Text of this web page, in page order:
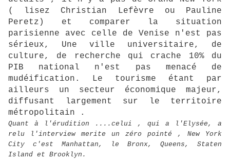
( lisez Christian Lefèvre ou Pauline
Peretz) et comparer la situation
parisienne avec celle de Venise n'est pas
sérieux, Une ville universitaire, de
culture, de recherche qui crache 10% du
PIB national n'est pas menacé de
mudéification. Le tourisme étant par
ailleurs un secteur économique majeur,
diffusant largement sur le territoire
métropolitain .
Quant à l'érudition ....celui , qui a l'Elysée, a
relu l'interview merite un zéro pointé , New York
City c'est Manhattan, le Bronx, Queens, Staten
Island et Brooklyn.